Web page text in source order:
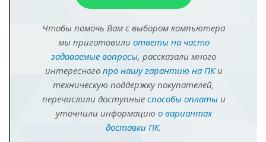
Чтобы помочь Вам с выбором компьютера
мы приготовили ответы на часто
задаваемые вопросы, рассказали много
интересного про нашу гарантию на ПКи
техническую поддержку покупателей,
перечислили доступные способы оплатыи
уточнили информацию о вариантах
доставки ПК.